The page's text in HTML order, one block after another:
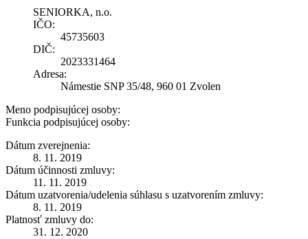
SENIORKA, n.o.
IČO:
45735603
DIČ:
2023331464
Adresa:
Námestie SNP 35/48, 960 01 Zvolen
Meno podpisujúcej osoby:
Funkcia podpisujúcej osoby:
Dátum zverejnenia:
8. 11. 2019
Dátum účinnosti zmluvy:
11. 11. 2019
Dátum uzatvorenia/udelenia súhlasu s uzatvorením zmluvy:
8. 11. 2019
Platnosť zmluvy do:
31. 12. 2020